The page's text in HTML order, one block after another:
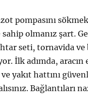
pompasını
sahip olmanız şart.
seti, tornavida ve
İlk adımda,
ve yakıt hattını
Bağlantıları